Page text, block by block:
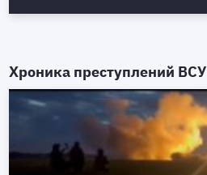
Хроника преступлений ВСУ